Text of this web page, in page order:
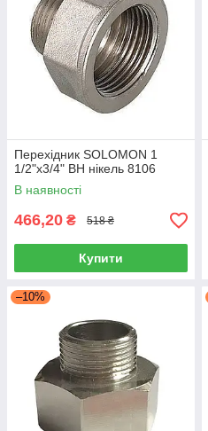
Перехідник SOLOMON 1
1/2"х3/4" ВН нікель 8106
В наявності
466,20 ₴ 518 ₴
Купити
–10%